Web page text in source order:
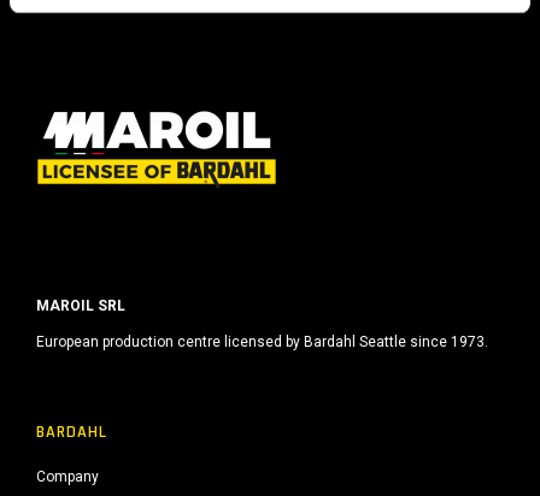
MAROIL SRL
European production centre licensed by Bardahl Seattle since 1973.
BARDAHL
Company